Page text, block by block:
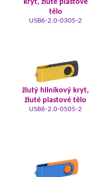
kryt, žluté plastové
tělo
USB6-2.0-0305-2
žlutý hliníkový kryt,
žluté plastové tělo
USB6-2.0-0505-2